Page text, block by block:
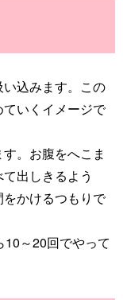
込みます。この
いくイメージで
。お腹をへこま
出しきるよう
かけるつもりで
～20回でやって